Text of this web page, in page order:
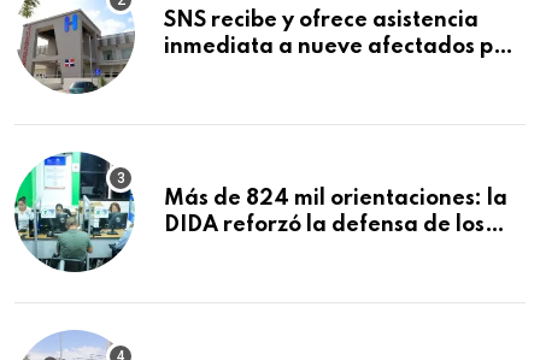
SNS recibe y ofrece asistencia
inmediata a nueve afectados por
Macorís
Más de 824 mil orientaciones: la
DIDA reforzó la defensa de los